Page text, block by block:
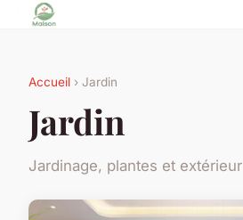
Accueil › Jardin
Jardin
Jardinage, plantes et extérieur